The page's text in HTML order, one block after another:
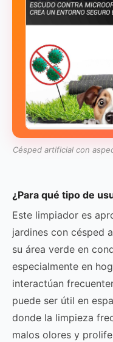
Césped artificial con
¿Para qué tipo de
Este limpiador es
jardines con césped
su área verde en
especialmente en
interactúan
puede ser útil en
donde la limpieza
malos olores y